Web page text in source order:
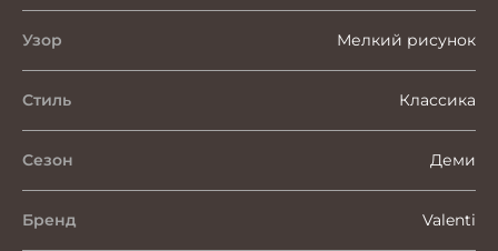
Узор Мелкий рисунок
Стиль Классика
Сезон Деми
Бренд Valenti